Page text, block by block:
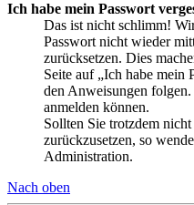
Ich habe mein Passwort
Das ist nicht schlimm!
Passwort nicht wieder
zurücksetzen. Dies
Seite auf „Ich habe mein
den Anweisungen
anmelden können.
Sollten Sie trotzdem
zurückzusetzen, so
Administration.
Nach oben